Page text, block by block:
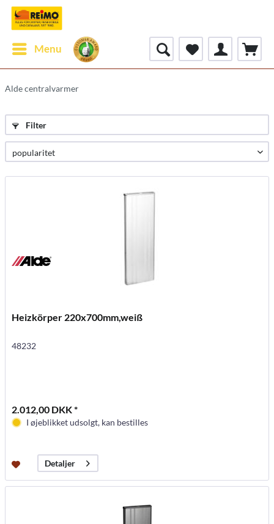
Menu
Alde centralvarmer
Filter
Heizkörper 220x700mm,weiß
48232
2.012,00 DKK *
I øjeblikket udsolgt, kan bestilles
Detaljer